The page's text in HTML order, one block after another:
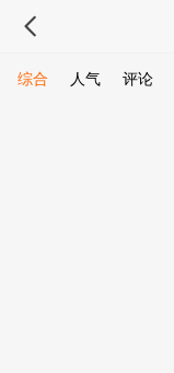
综合 人气 评论